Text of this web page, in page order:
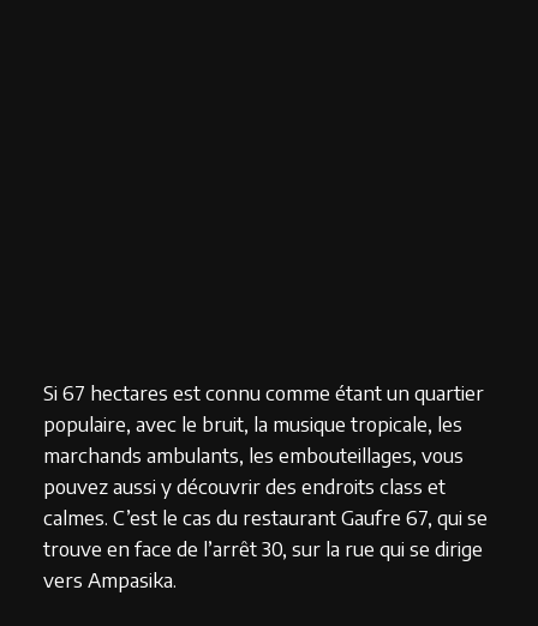
Si 67 hectares est connu comme étant un quartier
populaire, avec le bruit, la musique tropicale, les
marchands ambulants, les embouteillages, vous
pouvez aussi y découvrir des endroits class et
calmes. C’est le cas du restaurant Gaufre 67, qui se
trouve en face de l’arrêt 30, sur la rue qui se dirige
vers Ampasika.